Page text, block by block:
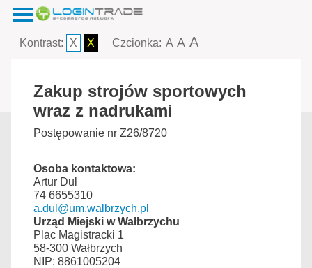
Kontrast: X X Czcionka: A A A
Zakup strojów sportowych
wraz z nadrukami
Postępowanie nr Z26/8720
Osoba kontaktowa:
Artur Dul
74 6655310
a.dul@um.walbrzych.pl
Urząd Miejski w Wałbrzychu
Plac Magistracki 1
58-300 Wałbrzych
NIP: 8861005204